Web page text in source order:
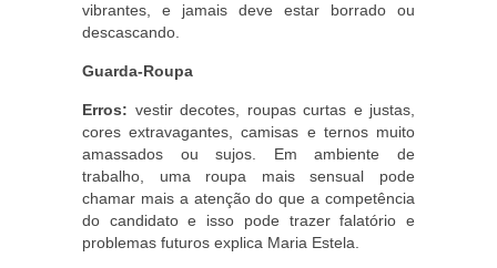
vibrantes, e jamais deve estar borrado ou
descascando.
Guarda-Roupa
Erros: vestir decotes, roupas curtas e justas,
cores extravagantes, camisas e ternos muito
amassados ou sujos. Em ambiente de
trabalho, uma roupa mais sensual pode
chamar mais a atenção do que a competência
do candidato e isso pode trazer falatório e
problemas futuros explica Maria Estela.